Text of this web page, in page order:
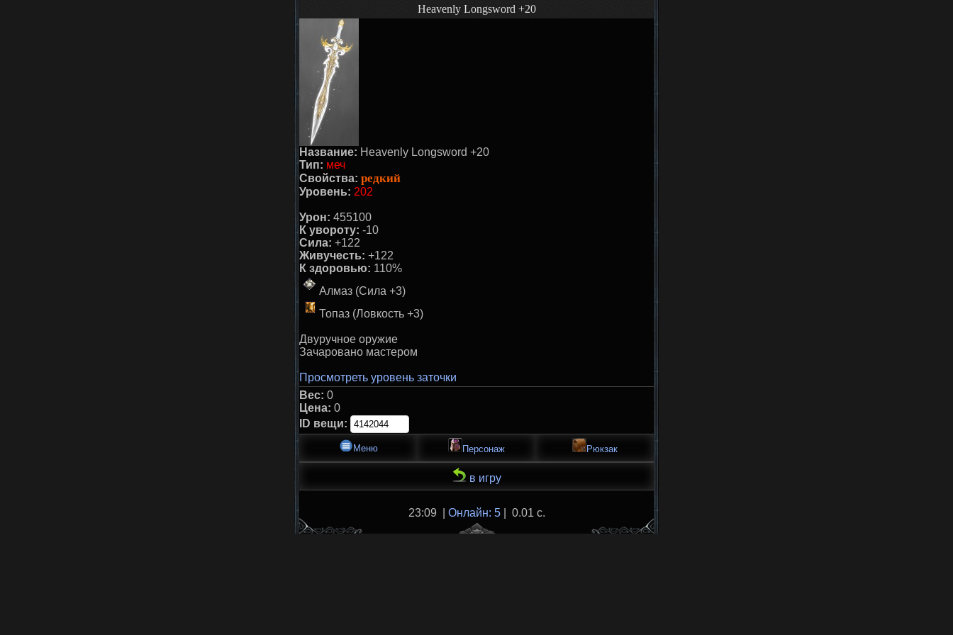
Heavenly Longsword +20
Название: Heavenly Longsword +20
Тип: меч
Свойства: редкий
Уровень: 202
Урон: 455100
К увороту: -10
Сила: +122
Живучесть: +122
К здоровью: 110%
Алмаз (Сила +3)
Топаз (Ловкость +3)
Двуручное оружие
Зачаровано маcтером
Просмотреть уровень заточки
Вес: 0
Цена: 0
ID вещи:
Меню Персонаж Рюкзак
в игру
23:09 | Онлайн: 5| 0.01 с.